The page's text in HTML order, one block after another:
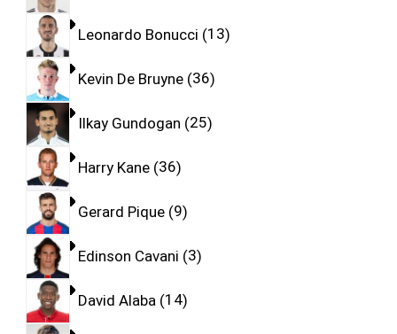
Leonardo Bonucci 13
Kevin De Bruyne 36
Ilkay Gundogan 25
Harry Kane 36
Gerard Pique 9
Edinson Cavani 3
David Alaba 14